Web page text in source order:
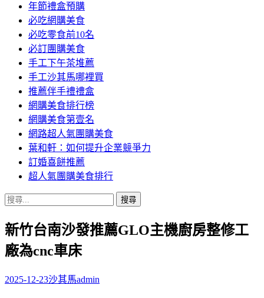
年節禮盒預購
必吃網購美食
必吃零食前10名
必訂團購美食
手工下午茶堆薦
手工沙其馬哪裡買
推薦伴手禮禮盒
網購美食排行榜
網購美食第壹名
網路超人氣團購美食
葉和軒：如何提升企業競爭力
訂婚喜餅推薦
超人氣團購美食排行
搜
關
鍵
字:
新竹台南沙發推薦GLO主機廚房整修工
廠為cnc車床
2025-12-23沙其馬admin